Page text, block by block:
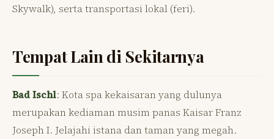
Skywalk), serta transportasi lokal (feri).
Tempat Lain di Sekitarnya
Bad Ischl: Kota spa kekaisaran yang dulunya
merupakan kediaman musim panas Kaisar Franz
Joseph I. Jelajahi istana dan taman yang megah.